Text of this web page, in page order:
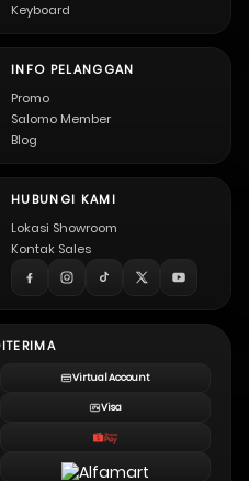
Keyboard
INFO PELANGGAN
Promo
Salomo Member
Blog
HUBUNGI KAMI
Lokasi Showroom
Kontak Sales
Virtual Account
Visa